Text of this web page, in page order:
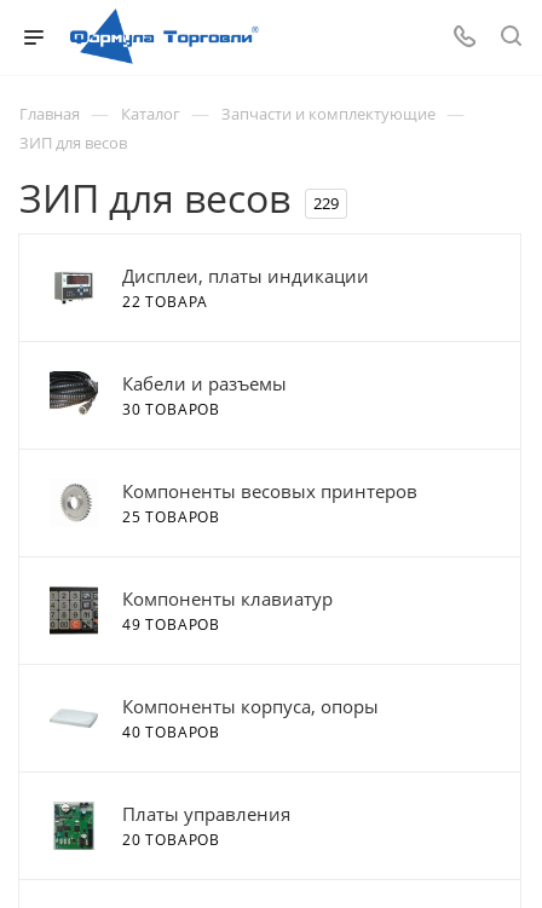
Главная — Каталог — Запчасти и комплектующие —
ЗИП для весов
ЗИП для весов 229
Дисплеи, платы индикации
22 ТОВАРА
Кабели и разъемы
30 ТОВАРОВ
Компоненты весовых принтеров
25 ТОВАРОВ
Компоненты клавиатур
49 ТОВАРОВ
Компоненты корпуса, опоры
40 ТОВАРОВ
Платы управления
20 ТОВАРОВ